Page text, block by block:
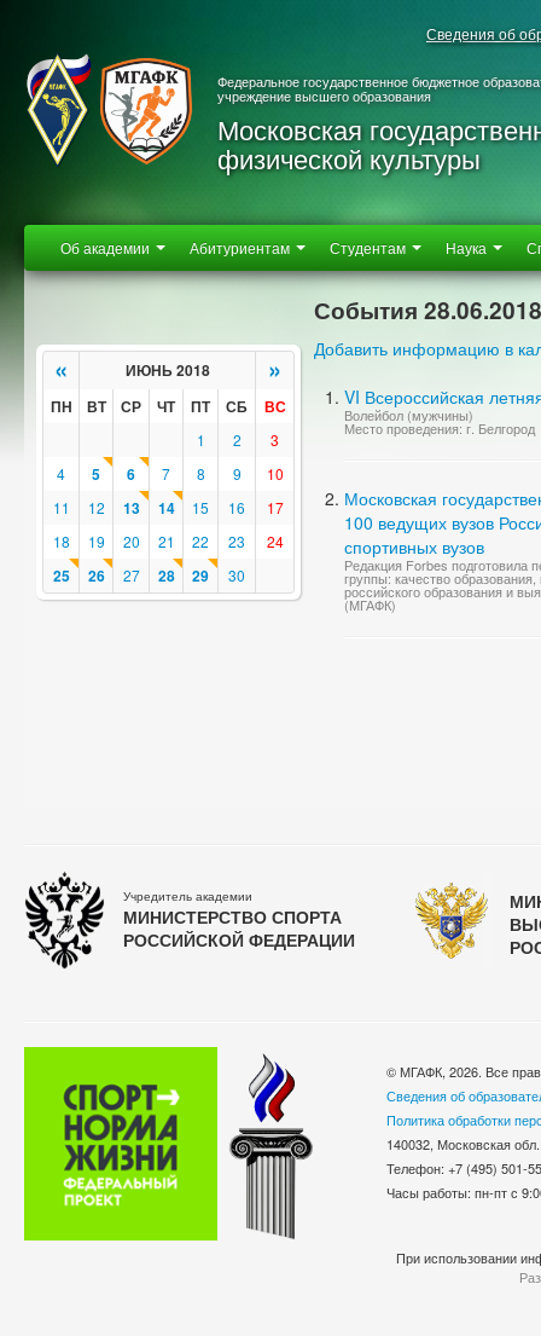
Сведения об
Федеральное государственное бюджетное
учреждение высшего образования
Московская
физической культуры
Об академии Абитуриентам Студентам Наука
« ИЮНЬ 2018 »
ПН ВТ СР ЧТ ПТ СБ ВС
1 2
3
4
5 6 7 8 9
10
11
12 13 14 15 16
17
18
19 20 21 22 23 24
25 26 27 28 29 30
События 28.06.2018
Добавить информацию в
VI Всероссийская
Волейбол (мужчины)
Место проведения: г. Белгород
Московская
100 ведущих вузов
спортивных вузов
Редакция Forbes подготовила
группы: качество
российского образования и
(МГАФК)
Учредитель академии
МИНИСТЕРСТВО СПОРТА
РОССИЙСКОЙ ФЕДЕРАЦИИ
© МГАФК, 2026. Все
Сведения об
Политика обработки
140032, Московская
Телефон: +7 (495)
Часы работы: пн-пт с
При использовании